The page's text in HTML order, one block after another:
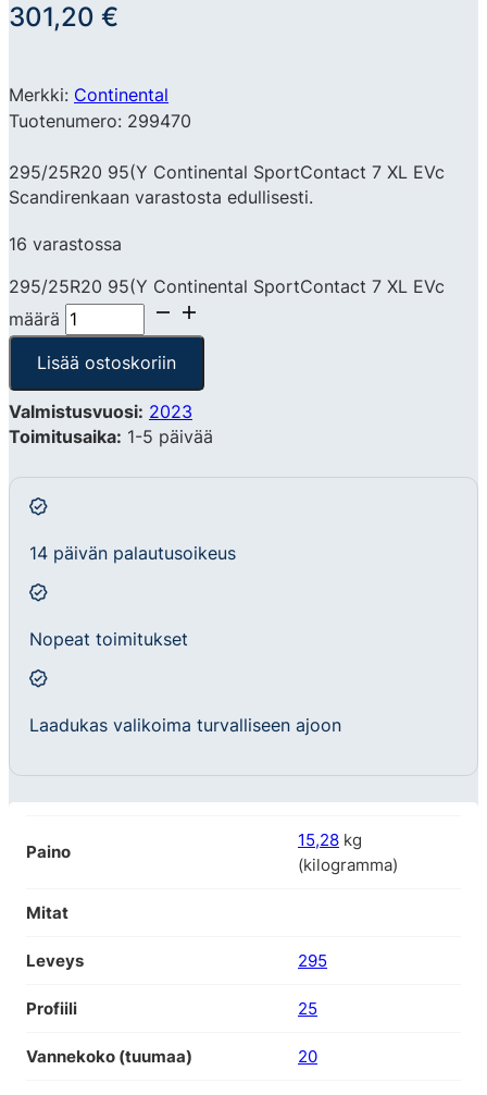
301,20 €
Merkki: Continental
Tuotenumero: 299470
295/25R20 95(Y Continental SportContact 7 XL EVc
Scandirenkaan varastosta edullisesti.
16 varastossa
295/25R20 95(Y Continental SportContact 7 XL EVc
määrä
Lisää ostoskoriin
Valmistusvuosi: 2023
Toimitusaika: 1-5 päivää
14 päivän palautusoikeus
Nopeat toimitukset
Laadukas valikoima turvalliseen ajoon
Paino
15,28 kg
(kilogramma)
Mitat
Leveys 295
Profiili 25
Vannekoko (tuumaa) 20